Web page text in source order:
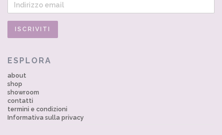
ESPLORA
about
shop
showroom
contatti
termini e condizioni
Informativa sulla privacy